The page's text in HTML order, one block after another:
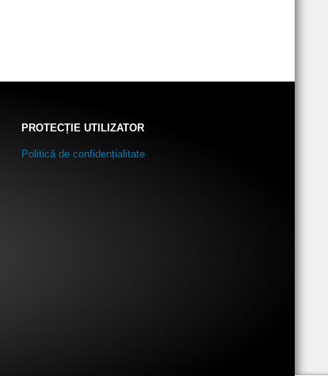
PROTECȚIE UTILIZATOR
Politică de confidențialitate